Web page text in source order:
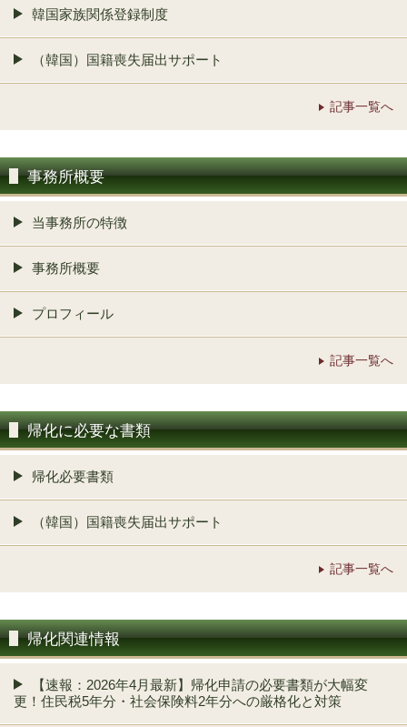
韓国家族関係登録制度
（韓国）国籍喪失届出サポート
記事一覧へ
事務所概要
当事務所の特徴
事務所概要
プロフィール
記事一覧へ
帰化に必要な書類
帰化必要書類
（韓国）国籍喪失届出サポート
記事一覧へ
帰化関連情報
【速報：2026年4月最新】帰化申請の必要書類が大幅変
更！住民税5年分・社会保険料2年分への厳格化と対策